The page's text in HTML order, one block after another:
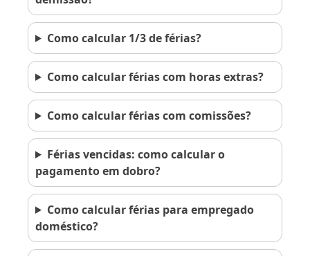
Como calcular 1/3 de férias?
Como calcular férias com horas extras?
Como calcular férias com comissões?
Férias vencidas: como calcular o
pagamento em dobro?
Como calcular férias para empregado
doméstico?